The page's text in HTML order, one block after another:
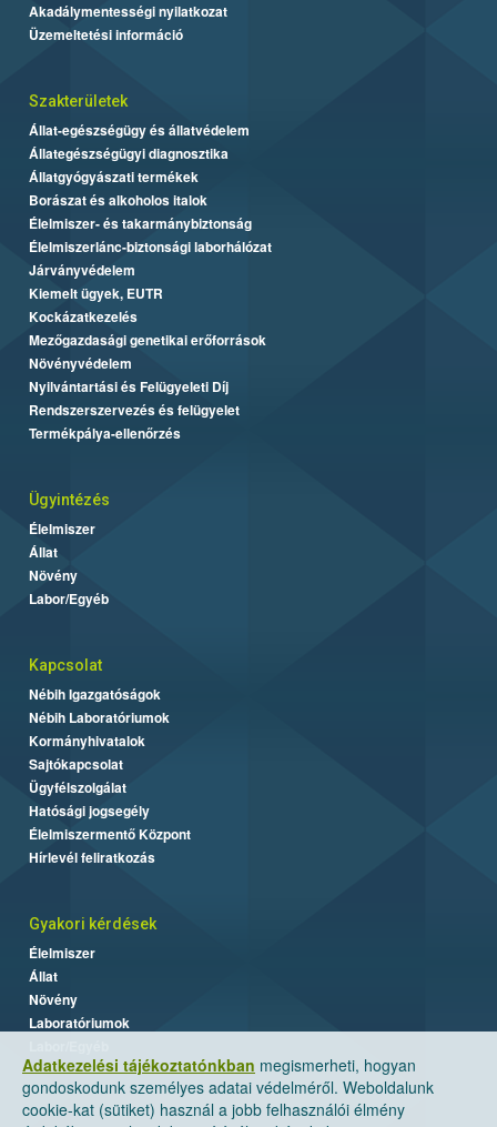
Adatkezelési tájékoztatónkban megismerheti, hogyan
gondoskodunk személyes adatai védelméről. Weboldalunk
cookie-kat (sütiket) használ a jobb felhasználói élmény
Akadálymentességi nyilatkozat
Üzemeltetési információ
Szakterületek
Állat-egészségügy és állatvédelem
Állategészségügyi diagnosztika
Állatgyógyászati termékek
Borászat és alkoholos italok
Élelmiszer- és takarmánybiztonság
Élelmiszerlánc-biztonsági laborhálózat
Járványvédelem
Kiemelt ügyek, EUTR
Kockázatkezelés
Mezőgazdasági genetikai erőforrások
Növényvédelem
Nyilvántartási és Felügyeleti Díj
Rendszerszervezés és felügyelet
Termékpálya-ellenőrzés
Ügyintézés
Élelmiszer
Állat
Növény
Labor/Egyéb
Kapcsolat
Nébih Igazgatóságok
Nébih Laboratóriumok
Kormányhivatalok
Sajtókapcsolat
Ügyfélszolgálat
Hatósági jogsegély
Élelmiszermentő Központ
Hírlevél feliratkozás
Gyakori kérdések
Élelmiszer
Állat
Növény
Laboratóriumok